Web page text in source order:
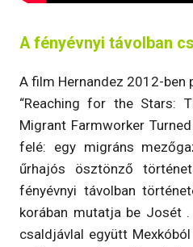
A fényévnyi távolban
A film Hernandez 2012-ben
“Reaching for the Stars:
Migrant Farmworker
felé: egy migráns
űrhajós ösztönző
fényévnyi távolban
korában mutatja be Josét
csaldjávlal együtt